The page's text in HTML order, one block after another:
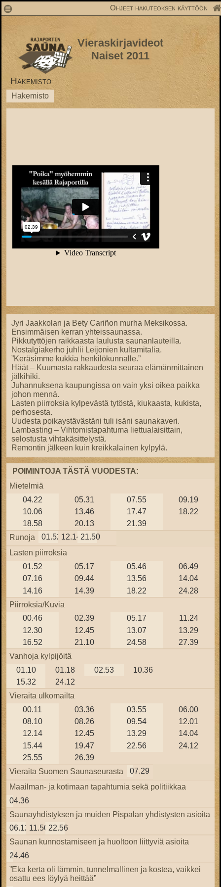
1 Ohjeet hakuteoksen käyttöön
Vieraskirjavideot
Naiset 2011
Hakemisto
Hakemisto
Jyri Jaakkolan ja Bety Cariñon murha Meksikossa.
Ensimmäisen kerran yhteissaunassa.
Pikkutyttöjen raikkaasta laulusta saunanlauteilla.
Nostalgiakerho juhlii Leijonien kultamitalia.
”Keräsimme kukkia henkilökunnalle.”
Häät – Kuumasta rakkaudesta seuraa elämänmittainen
jälkihiki.
Juhannuksena kaupungissa on vain yksi oikea paikka
johon mennä.
Lasten piirroksia kylpevästä tytöstä, kiukaasta, kukista,
perhosesta.
Uudesta poikaystävästäni tuli isäni saunakaveri.
Lambasting – Vihtomistapahtuma liettualaisittain,
selostusta vihtakäsittelystä.
Remontin jälkeen kuin kreikkalainen kylpylä.
POIMINTOJA TÄSTÄ VUODESTA:
Mietelmiä
04.22
05.31 07.55
09.19
10.06
13.46 17.47
18.22
18.58
20.13
21.39
Runoja
01.52 12.14 21.50
Lasten piirroksia
01.52
05.17 05.46
06.49
07.16
09.44 13.56
14.04
14.16
14.39 18.22
24.28
Piirroksia/Kuvia
00.46
02.39 05.17
11.24
12.30
12.45 13.07
13.29
16.52
21.10 24.58
27.39
Vanhoja kylpijöitä
01.10
01.18 02.53
10.36
15.32
24.12
Vieraita ulkomailta
00.11
03.36 03.55
06.00
08.10
08.26 09.54
12.01
12.14
12.45 13.29
14.04
15.44
19.47 22.56
24.12
25.55
26.39
Vieraita Suomen Saunaseurasta
07.29
Maailman- ja kotimaan tapahtumia sekä politiikkaa
04.36
Saunayhdistyksen ja muiden Pispalan yhdistysten asioita
06.12 11.50 22.56
Saunan kunnostamiseen ja huoltoon liittyviä asioita
24.46
”Eka kerta oli lämmin, tunnelmallinen ja kostea, vaikkei
osattu ees löylyä heittää”